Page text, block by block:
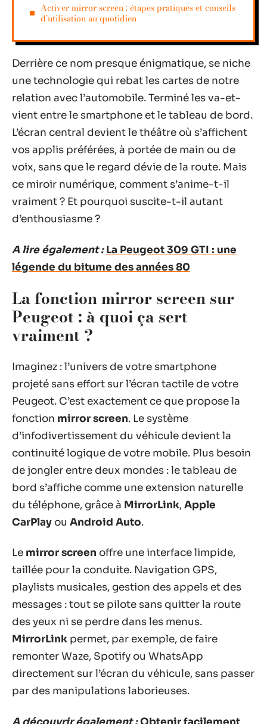
Activer mirror screen : étapes pratiques et conseils
d’utilisation au quotidien
Derrière ce nom presque énigmatique, se niche
une technologie qui rebat les cartes de notre
relation avec l’automobile. Terminé les va-et-
vient entre le smartphone et le tableau de bord.
L’écran central devient le théâtre où s’affichent
vos applis préférées, à portée de main ou de
voix, sans que le regard dévie de la route. Mais
ce miroir numérique, comment s’anime-t-il
vraiment ? Et pourquoi suscite-t-il autant
d’enthousiasme ?
A lire également : La Peugeot 309 GTI : une
légende du bitume des années 80
La fonction mirror screen sur
Peugeot : à quoi ça sert
vraiment ?
Imaginez : l’univers de votre smartphone
projeté sans effort sur l’écran tactile de votre
Peugeot. C’est exactement ce que propose la
fonction mirror screen. Le système
d’infodivertissement du véhicule devient la
continuité logique de votre mobile. Plus besoin
de jongler entre deux mondes : le tableau de
bord s’affiche comme une extension naturelle
du téléphone, grâce à MirrorLink,Apple
CarPlay ou Android Auto.
Le mirror screen offre une interface limpide,
taillée pour la conduite. Navigation GPS,
playlists musicales, gestion des appels et des
messages : tout se pilote sans quitter la route
des yeux ni se perdre dans les menus.
MirrorLink permet, par exemple, de faire
remonter Waze, Spotify ou WhatsApp
directement sur l’écran du véhicule, sans passer
par des manipulations laborieuses.